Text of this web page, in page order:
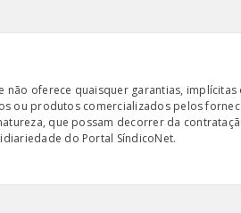
oferece quaisquer garantias,
ou produtos comercializados pelos
que possam decorrer da
do Portal SíndicoNet.